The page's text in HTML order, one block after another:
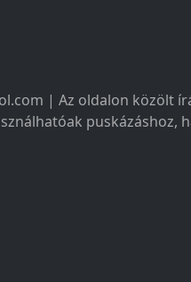
| Az oldalon közölt
puskázáshoz,